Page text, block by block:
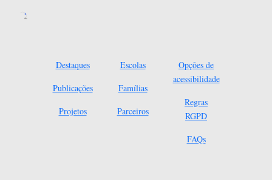
Destaques
Publicações
Projetos
Escolas
Famílias
Parceiros
Opções de
acessibilidade
Regras
RGPD
FAQs